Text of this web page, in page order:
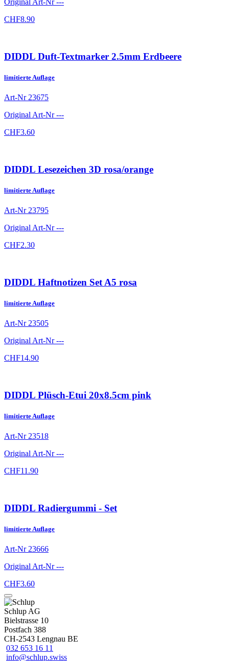
Original Art-Nr---
CHF8.90
DIDDL Duft-Textmarker 2.5mm Erdbeere
limitierte Auflage
Art-Nr 23675
Original Art-Nr---
CHF3.60
DIDDL Lesezeichen 3D rosa/orange
limitierte Auflage
Art-Nr 23795
Original Art-Nr---
CHF2.30
DIDDL Haftnotizen Set A5 rosa
limitierte Auflage
Art-Nr 23505
Original Art-Nr---
CHF14.90
DIDDL Plüsch-Etui 20x8.5cm pink
limitierte Auflage
Art-Nr 23518
Original Art-Nr---
CHF11.90
DIDDL Radiergummi - Set
limitierte Auflage
Art-Nr 23666
Original Art-Nr---
CHF3.60
Schlup AG
Bielstrasse 10
Postfach 388
CH-2543 Lengnau BE
032 653 16 11
info@schlup.swiss